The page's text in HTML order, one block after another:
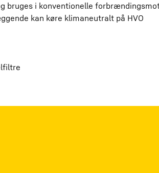
bruges i konventionelle
kan køre klimaneutralt på HVO